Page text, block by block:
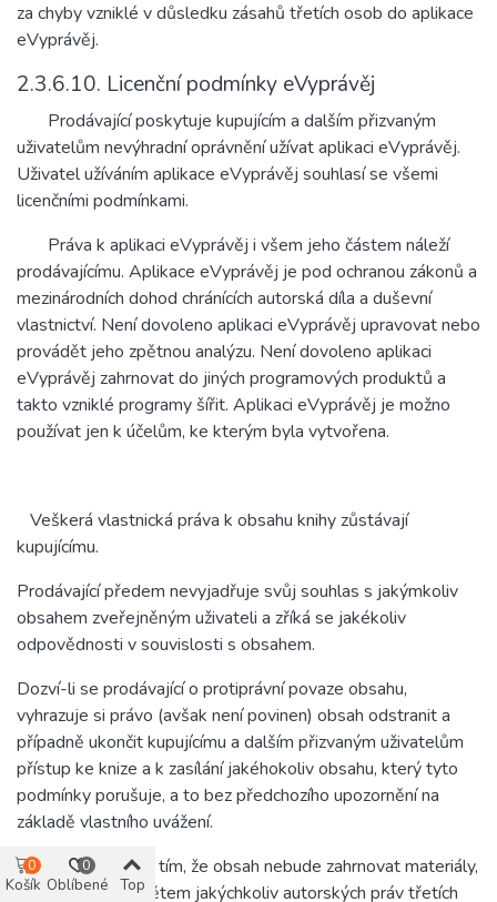
za chyby vzniklé v důsledku zásahů třetích osob do aplikace
eVyprávěj.
2.3.6.10. Licenční podmínky eVyprávěj
Prodávající poskytuje kupujícím a dalším přizvaným
uživatelům nevýhradní oprávnění užívat aplikaci eVyprávěj.
Uživatel užíváním aplikace eVyprávěj souhlasí se všemi
licenčními podmínkami.
Práva k aplikaci eVyprávěj i všem jeho částem náleží
prodávajícímu. Aplikace eVyprávěj je pod ochranou zákonů a
mezinárodních dohod chránících autorská díla a duševní
vlastnictví. Není dovoleno aplikaci eVyprávěj upravovat nebo
provádět jeho zpětnou analýzu. Není dovoleno aplikaci
eVyprávěj zahrnovat do jiných programových produktů a
takto vzniklé programy šířit. Aplikaci eVyprávěj je možno
používat jen k účelům, ke kterým byla vytvořena.
Veškerá vlastnická práva k obsahu knihy zůstávají
kupujícímu.
Prodávající předem nevyjadřuje svůj souhlas s jakýmkoliv
obsahem zveřejněným uživateli a zříká se jakékoliv
odpovědnosti v souvislosti s obsahem.
Dozví-li se prodávající o protiprávní povaze obsahu,
vyhrazuje si právo (avšak není povinen) obsah odstranit a
případně ukončit kupujícímu a dalším přizvaným uživatelům
přístup ke knize a k zasílání jakéhokoliv obsahu, který tyto
podmínky porušuje, a to bez předchozího upozornění na
základě vlastního uvážení.
Kupující souhlasí s tím, že obsah nebude zahrnovat materiály,
které jsou předmětem jakýchkoliv autorských práv třetích
Košík
0
Oblíbené
0
Top